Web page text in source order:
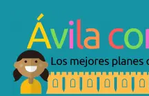
content